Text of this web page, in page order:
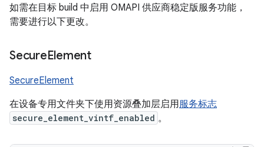
如需在目标 build 中启用 OMAPI 供应商稳定版服务功能，
需要进行以下更改。
SecureElement
SecureElement
在设备专用文件夹下使用资源叠加层启用服务标志
secure_element_vintf_enabled 。